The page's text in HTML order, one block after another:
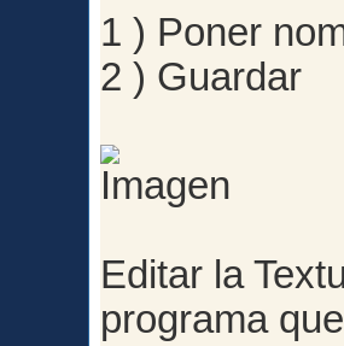
1 ) Poner
2 ) Guardar
Editar la
programa